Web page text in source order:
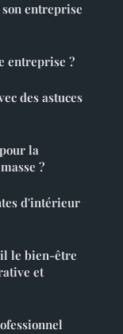
entreprise
entreprise ?
des astuces
la
?
d'intérieur
le bien-être
et